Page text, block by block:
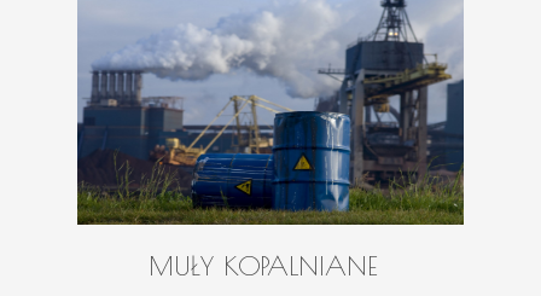
MUŁY KOPALNIANE